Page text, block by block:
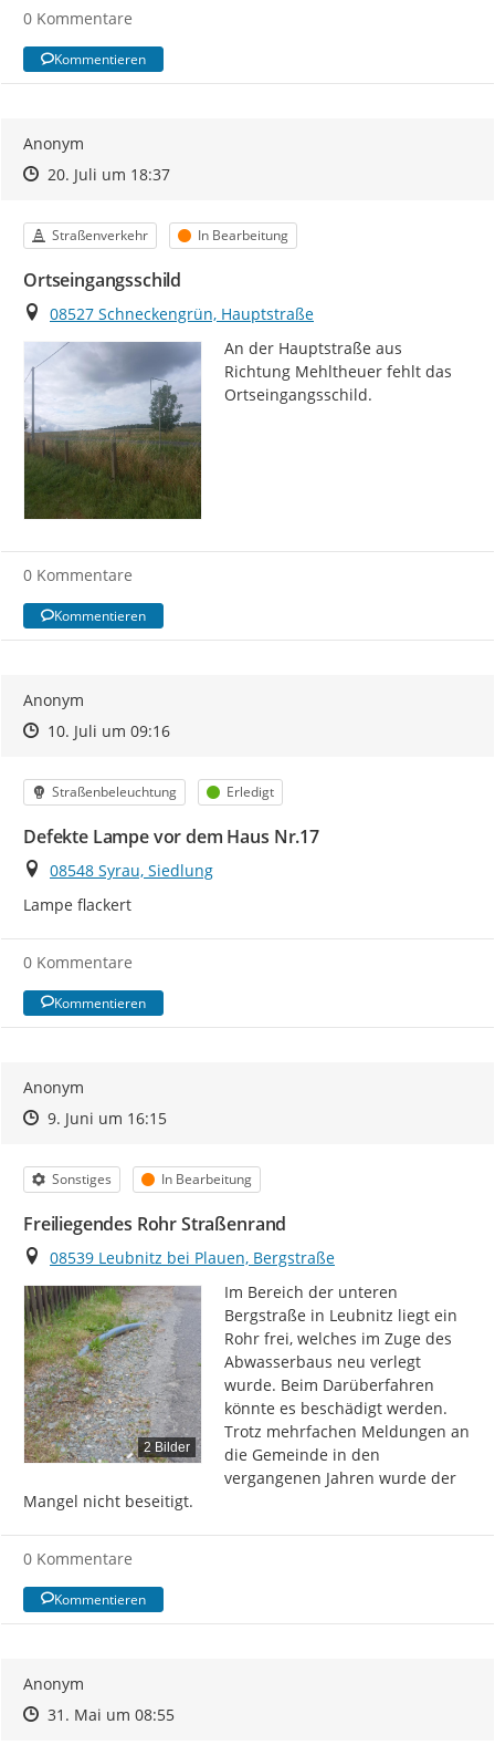
0 Kommentare
Kommentieren
Anonym
Zeitpunkt des Erstellens
Zeitpunkt des Erstellens
20. Juli um 18:37Zur Äußerung
Kategorie
Straßenverkehr Status
In Bearbeitung
Ortseingangsschild
Ort
08527 Schneckengrün, Hauptstraße
An der Hauptstraße aus
Richtung Mehltheuer fehlt das
Ortseingangsschild.
0 Kommentare
Kommentieren
Anonym
Zeitpunkt des Erstellens
Zeitpunkt des Erstellens
10. Juli um 09:16Zur Äußerung
Kategorie
Straßenbeleuchtung Status
Erledigt
Defekte Lampe vor dem Haus Nr.17
Ort
08548 Syrau, Siedlung
Lampe flackert
0 Kommentare
Kommentieren
Anonym
Zeitpunkt des Erstellens
Zeitpunkt des Erstellens
9. Juni um 16:15Zur Äußerung
Kategorie
Sonstiges Status
In Bearbeitung
Freiliegendes Rohr Straßenrand
Ort
08539 Leubnitz bei Plauen, Bergstraße
2 Bilder
Im Bereich der unteren
Bergstraße in Leubnitz liegt ein
Rohr frei, welches im Zuge des
Abwasserbaus neu verlegt
wurde. Beim Darüberfahren
könnte es beschädigt werden.
Trotz mehrfachen Meldungen an
die Gemeinde in den
vergangenen Jahren wurde der
Mangel nicht beseitigt.
0 Kommentare
Kommentieren
Anonym
Zeitpunkt des Erstellens
Zeitpunkt des Erstellens
31. Mai um 08:55Zur Äußerung